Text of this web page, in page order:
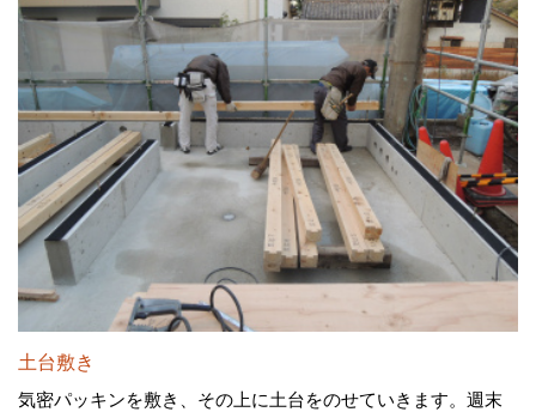
土台敷き
気密パッキンを敷き、その上に土台をのせていきます。週末